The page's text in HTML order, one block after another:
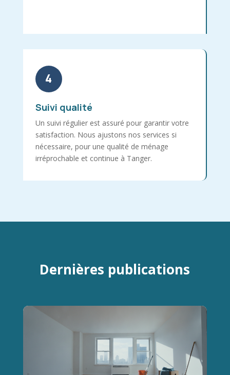
4
Suivi qualité
Un suivi régulier est assuré pour garantir votre
satisfaction. Nous ajustons nos services si
nécessaire, pour une qualité de ménage
irréprochable et continue à Tanger.
Dernières publications